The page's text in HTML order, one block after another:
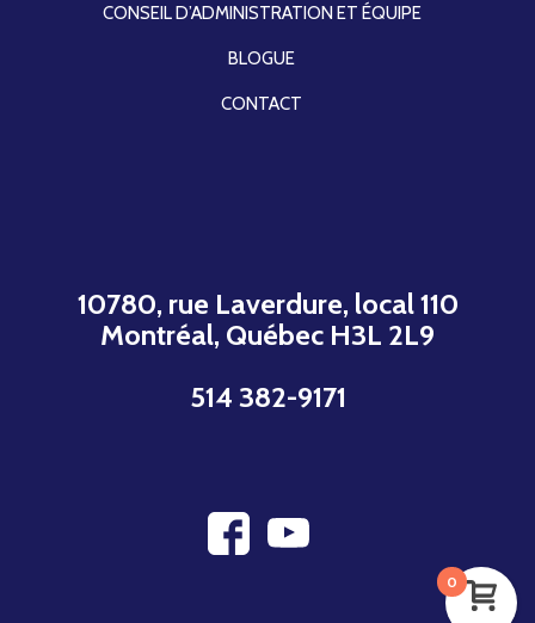
CONSEIL D’ADMINISTRATION ET ÉQUIPE
BLOGUE
CONTACT
10780, rue Laverdure, local 110
Montréal, Québec H3L 2L9
514 382-9171
0